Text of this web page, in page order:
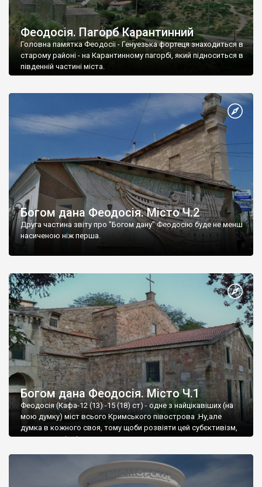
Феодосія. Пагорб Карантинний
Головна памятка Феодосії - Генуезька фортеця знаходиться в
старому районі - на Карантинному пагорбі, який підноситься в
південній частині міста.
Богом дана Феодосія. Місто Ч.2
Друга частина звіту про "Богом дану" Феодосію буде не менш
насиченою ніж перша.
Богом дана Феодосія. Місто Ч.1
Феодосія (Кафа-12 (13) -15 (18) ст) - одне з найцікавіших (на
мою думку) міст всього Кримського півострова .Ну,але
думка в кожного своя, тому щоби розвіяти цей субєктивізм,
запрошую відвідати це